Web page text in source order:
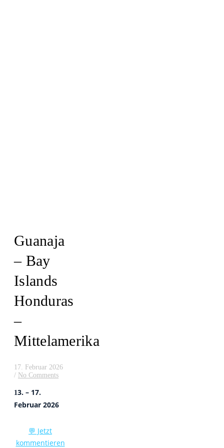
Guanaja
– Bay
Islands
Honduras
–
Mittelamerika
17. Februar 2026
/ No Comments
1 3. – 17.
Februar 2026
💬 Jetzt
kommentieren